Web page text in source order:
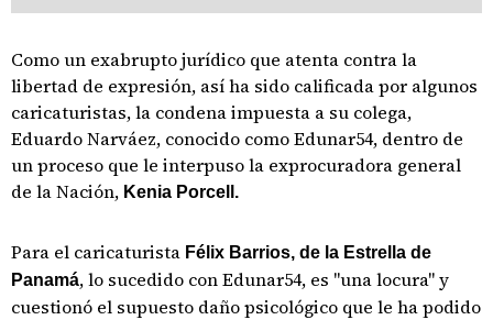
Como un exabrupto jurídico que atenta contra la
libertad de expresión, así ha sido calificada por algunos
caricaturistas, la condena impuesta a su colega,
Eduardo Narváez, conocido como Edunar54, dentro de
un proceso que le interpuso la exprocuradora general
de la Nación, Kenia Porcell.
Para el caricaturista Félix Barrios, de la Estrella de
Panamá, lo sucedido con Edunar54, es "una locura" y
cuestionó el supuesto daño psicológico que le ha podido